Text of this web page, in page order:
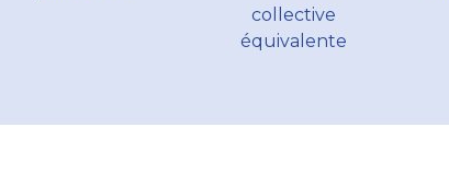
collective
équivalente